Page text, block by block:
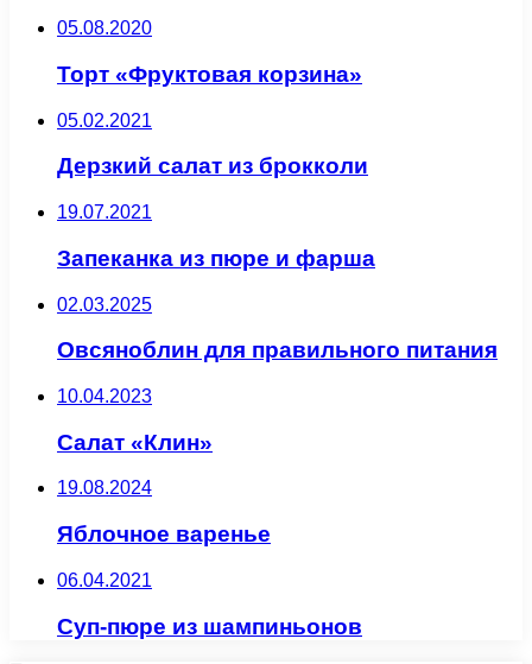
05.08.2020
Торт «Фруктовая корзина»
05.02.2021
Дерзкий салат из брокколи
19.07.2021
Запеканка из пюре и фарша
02.03.2025
Овсяноблин для правильного питания
10.04.2023
Салат «Клин»
19.08.2024
Яблочное варенье
06.04.2021
Суп-пюре из шампиньонов